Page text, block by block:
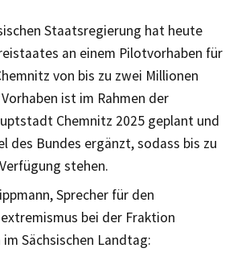
Staatsregierung hat heute
an einem Pilotvorhaben für
von bis zu zwei Millionen
ist im Rahmen der
Chemnitz 2025 geplant und
des Bundes ergänzt, sodass bis zu
stehen.
Sprecher für den
bei der Fraktion
Sächsischen Landtag: